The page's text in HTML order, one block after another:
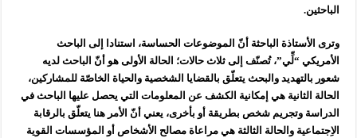
الباحثين.
وترى الأستاذة الباحثة أنّ الموضوعات الحساسة، استنادا إلى الباحث
الأمريكي “لِّي”، تُصنّف إلى ثلاث حالات؛ الحالة الأولى هو أنّ الباحث لديه
شعور بالتهديد والبحث يتعلّق بالقضايا الشخصية والحياة الخاصّة للمشاركين،
الحالة الثانية هي إمكانية الكشف عن المعلومات التي يحصل عليها الباحث في
الدراسة وتجريم شخص بطريقة أو بأخرى، يعني أنّ الأمر هنا يتعلّق بالرقابة
الاِجتماعية والحالة الثالثة هي مراعاة مصالح الأشخاص أو المؤسسات القوية